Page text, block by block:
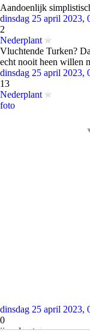
Aandoenlijk
dinsdag 25 april 2023,
2
Nederplant
Vluchtende Turken?
echt nooit heen willen
dinsdag 25 april 2023,
13
Nederplant
foto
dinsdag 25 april 2023,
0
ijzerdraat